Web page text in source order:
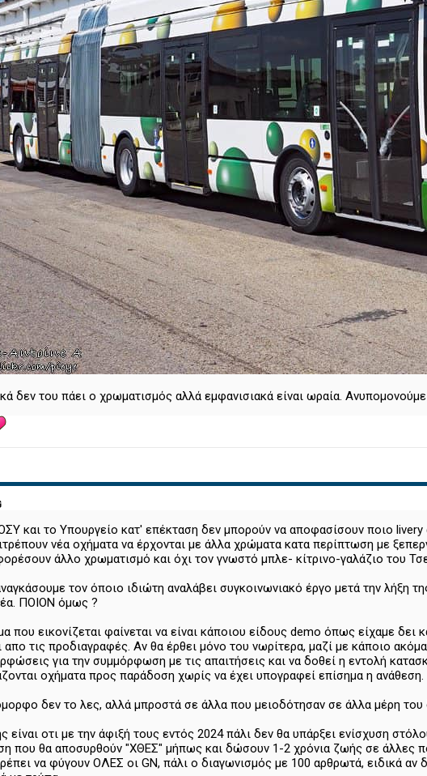
δεν του πάει ο χρωματισμός αλλά εμφανισιακά είναι ωραία.
και το Υπουργείο κατ' επέκταση δεν μπορούν να αποφασίσουν ποιο livery
νέα οχήματα να έρχονται με άλλα χρώματα κατα περίπτωση με
άλλο χρωματισμό και όχι τον γνωστό μπλε- κίτρινο-γαλάζιο του
τον όποιο ιδιώτη αναλάβει συγκοινωνιακό έργο μετά την
ΠΟΙΟΝ όμως ?
που εικονίζεται φαίνεται να είναι κάποιου είδους demo όπως είχαμε δει
απο τις προδιαγραφές. Αν θα έρθει μόνο του νωρίτερα, μαζί με κάποιο
για την συμμόρφωση με τις απαιτήσεις και να δοθεί η εντολή
οχήματα προς παράδοση χωρίς να έχει υπογραφεί επίσημα η ανάθεση.
δεν το λες, αλλά μπροστά σε άλλα που μειοδότησαν σε άλλα μέρη του
είναι οτι με την άφιξή τους εντός 2024 πάλι δεν θα υπάρξει ενίσχυση
που θα αποσυρθούν "ΧΘΕΣ" μήπως και δώσουν 1-2 χρόνια ζωής σε άλλες
να φύγουν ΟΛΕΣ οι GN, πάλι ο διαγωνισμός με 100 αρθρωτά, ειδικά